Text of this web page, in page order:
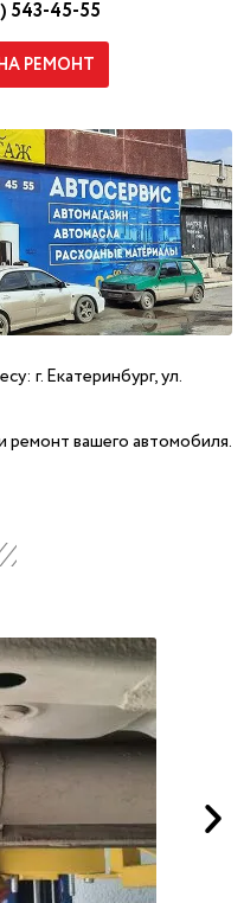
543-45-55
РЕМОНТ
г. Екатеринбург, ул.
ремонт вашего автомобиля.